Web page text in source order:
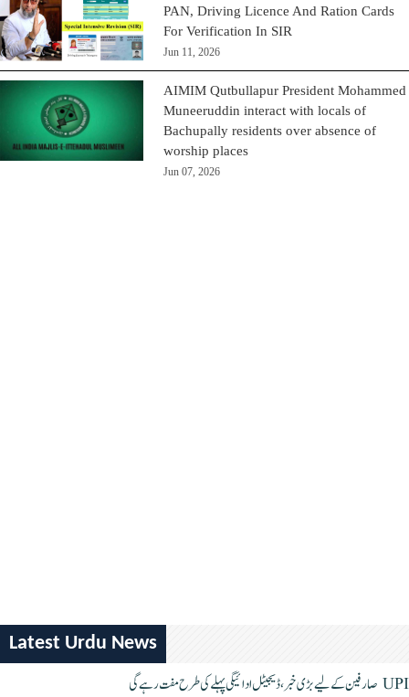
PAN, Driving Licence And Ration Cards
For Verification In SIR
Jun 11, 2026
AIMIM Qutbullapur President Mohammed
Muneeruddin interact with locals of
Bachupally residents over absence of
worship places
Jun 07, 2026
Latest Urdu News
UPI صارفین کے لیے بڑی خبر، ڈیجیٹل ادائیگی پہلے کی طرح مفت رہے گی